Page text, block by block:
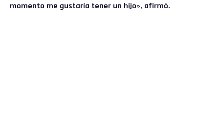
momento me gustaría tener un hijo», afirmó.